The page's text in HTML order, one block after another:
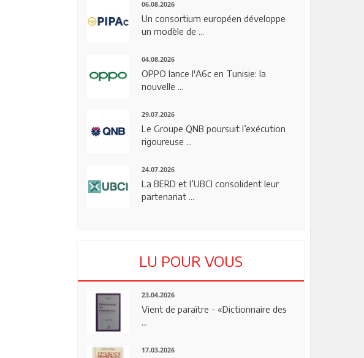
06.08.2026
Un consortium européen développe
un modèle de ...
04.08.2026
OPPO lance l'A6c en Tunisie: la
nouvelle ...
29.07.2026
Le Groupe QNB poursuit l’exécution
rigoureuse ...
24.07.2026
La BERD et l’UBCI consolident leur
partenariat ...
LU POUR VOUS
23.04.2026
Vient de paraître - «Dictionnaire des
...
17.03.2026